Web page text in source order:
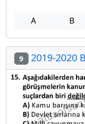
A B
9 2019-2020